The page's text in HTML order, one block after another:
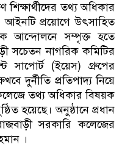
তথ্য অধিকার
আইনটি প্রয়োগে উৎসাহিত
আন্দোলনে সম্পৃক্ত হতে
সচেতন নাগরিক কমিটির
(ইয়েস) গ্রুপের
দুর্নীতি প্রতিপাদ্য নিয়ে
তথ্য অধিকার বিষয়ক
হয়েছে। অনুষ্ঠানে প্রধান
সরকারি কলেজের
।